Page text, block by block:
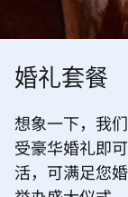
婚礼套餐
想象一下，我
受豪华婚礼即
活，可满足您